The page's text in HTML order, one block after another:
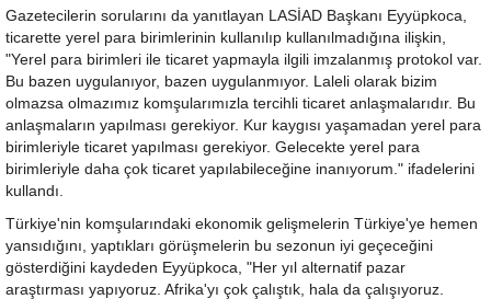
Gazetecilerin sorularını da yanıtlayan LASİAD Başkanı Eyyüpkoca,
ticarette yerel para birimlerinin kullanılıp kullanılmadığına ilişkin,
"Yerel para birimleri ile ticaret yapmayla ilgili imzalanmış protokol var.
Bu bazen uygulanıyor, bazen uygulanmıyor. Laleli olarak bizim
olmazsa olmazımız komşularımızla tercihli ticaret anlaşmalarıdır. Bu
anlaşmaların yapılması gerekiyor. Kur kaygısı yaşamadan yerel para
birimleriyle ticaret yapılması gerekiyor. Gelecekte yerel para
birimleriyle daha çok ticaret yapılabileceğine inanıyorum." ifadelerini
kullandı.
Türkiye'nin komşularındaki ekonomik gelişmelerin Türkiye'ye hemen
yansıdığını, yaptıkları görüşmelerin bu sezonun iyi geçeceğini
gösterdiğini kaydeden Eyyüpkoca, "Her yıl alternatif pazar
araştırması yapıyoruz. Afrika'yı çok çalıştık, hala da çalışıyoruz.